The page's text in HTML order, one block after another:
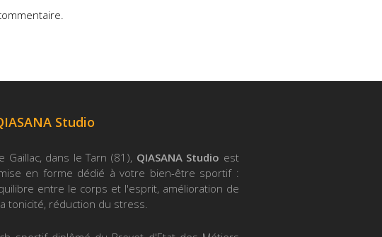
Studio
dans le Tarn (81), QIASANA Studio est
en forme dédié à votre bien-être sportif :
entre le corps et l'esprit, amélioration de
tonicité, réduction du stress.